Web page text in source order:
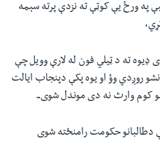
په ورځ يې کوټې ته نزدې پرته سېمه
ډيوه ته د ټيلي فون له لارې وويل چې
روږدي وؤ او يوه پکې دپنجاب ايالت
کوم وارث نه دی موندل شوی۔
دطالبانو حکومت رامنځته شوی